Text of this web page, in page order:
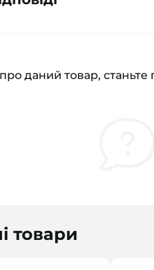
даний товар,
товари